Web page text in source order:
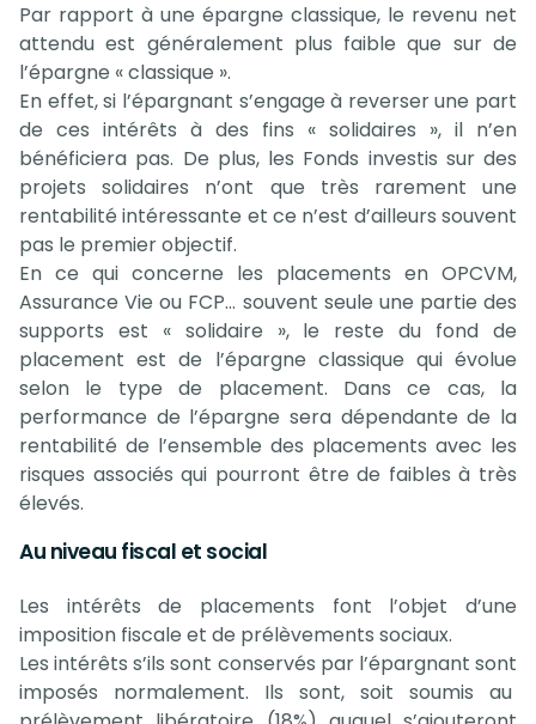
Par rapport à une épargne classique, le revenu net
attendu est généralement plus faible que sur de
l’épargne « classique ».
En effet, si l’épargnant s’engage à reverser une part
de ces intérêts à des fins « solidaires », il n’en
bénéficiera pas. De plus, les Fonds investis sur des
projets solidaires n’ont que très rarement une
rentabilité intéressante et ce n’est d’ailleurs souvent
pas le premier objectif.
En ce qui concerne les placements en OPCVM,
Assurance Vie ou FCP… souvent seule une partie des
supports est « solidaire », le reste du fond de
placement est de l’épargne classique qui évolue
selon le type de placement. Dans ce cas, la
performance de l’épargne sera dépendante de la
rentabilité de l’ensemble des placements avec les
risques associés qui pourront être de faibles à très
élevés.
Au niveau fiscal et social
Les intérêts de placements font l’objet d’une
imposition fiscale et de prélèvements sociaux.
Les intérêts s’ils sont conservés par l’épargnant sont
imposés normalement. Ils sont, soit soumis au